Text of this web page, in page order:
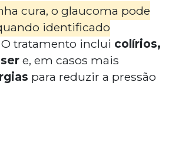
cura, o glaucoma pode
identificado
O tratamento inclui colírios,
e, em casos mais
para reduzir a pressão